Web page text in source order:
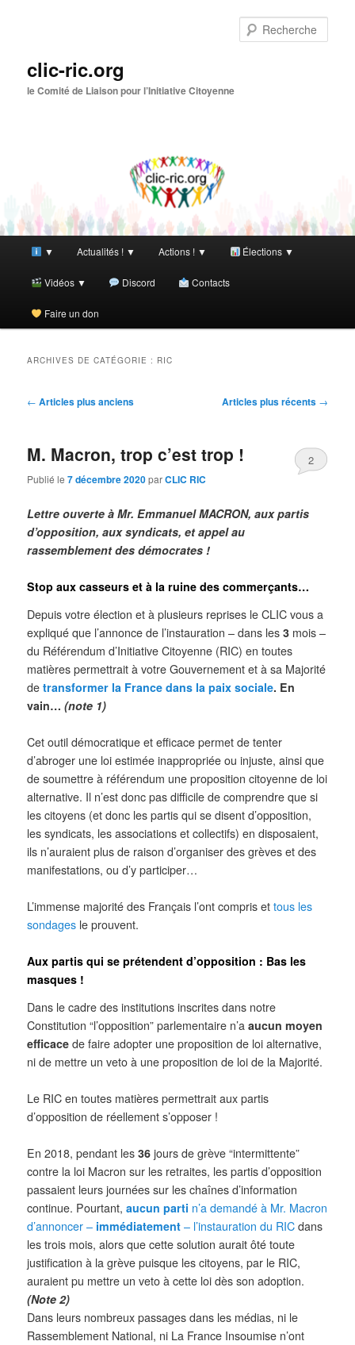
clic-ric.org
le Comité de Liaison pour l’Initiative Citoyenne
principal
▼ Actualités ! ▼ Actions ! ▼ Élections ▼
Vidéos ▼ Discord Contacts
Faire un don
ARCHIVES DE CATÉGORIE : RIC
Navigation
← Articles plus anciens Articles plus récents →
M. Macron, trop c’est trop !
Publié le7 décembre 2020parCLIC RIC
2
Lettre ouverte à Mr. Emmanuel MACRON, aux partis
d’opposition, aux syndicats, et appel au
rassemblement des démocrates !
Stop aux casseurs et à la ruine des commerçants…
Depuis votre élection et à plusieurs reprises le CLIC vous a
expliqué que l’annonce de l’instauration – dans les3 mois –
du Référendum d’Initiative Citoyenne (RIC) en toutes
matières permettrait à votre Gouvernement et à sa Majorité
detransformer la France dans la paix sociale. En
vain…(note 1)
Cet outil démocratique et efficace permet de tenter
d’abroger une loi estimée inappropriée ou injuste, ainsi que
de soumettre à référendum une proposition citoyenne de loi
alternative. Il n’est donc pas difficile de comprendre que si
les citoyens (et donc les partis qui se disent d’opposition,
les syndicats, les associations et collectifs) en disposaient,
ils n’auraient plus de raison d’organiser des grèves et des
manifestations, ou d’y participer…
L’immense majorité des Français l’ont compris ettous les
sondages le prouvent.
Aux partis qui se prétendent d’opposition : Bas les
masques !
Dans le cadre des institutions inscrites dans notre
Constitution “l’opposition” parlementaire n’aaucun moyen
efficace de faire adopter une proposition de loi alternative,
ni de mettre un veto à une proposition de loi de la Majorité.
Le RIC en toutes matières permettrait aux partis
d’opposition de réellement s’opposer !
En 2018, pendant les36jours de grève “intermittente”
contre la loi Macron sur les retraites, les partis d’opposition
passaient leurs journées sur les chaînes d’information
continue. Pourtant,aucun parti n’a demandé à Mr. Macron
d’annoncer – immédiatement – l’instauration du RIC dans
les trois mois, alors que cette solution aurait ôté toute
justification à la grève puisque les citoyens, par le RIC,
auraient pu mettre un veto à cette loi dès son adoption.
(Note 2)
Dans leurs nombreux passages dans les médias, ni le
Rassemblement National, ni La France Insoumise n’ont